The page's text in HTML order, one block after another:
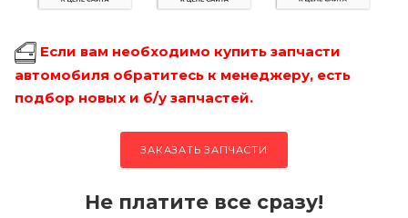
Если вам необходимо купить запчасти
автомобиля обратитесь к менеджеру, есть
подбор новых и б/у запчастей.
ЗАКАЗАТЬ ЗАПЧАСТИ
Не платите все сразу!